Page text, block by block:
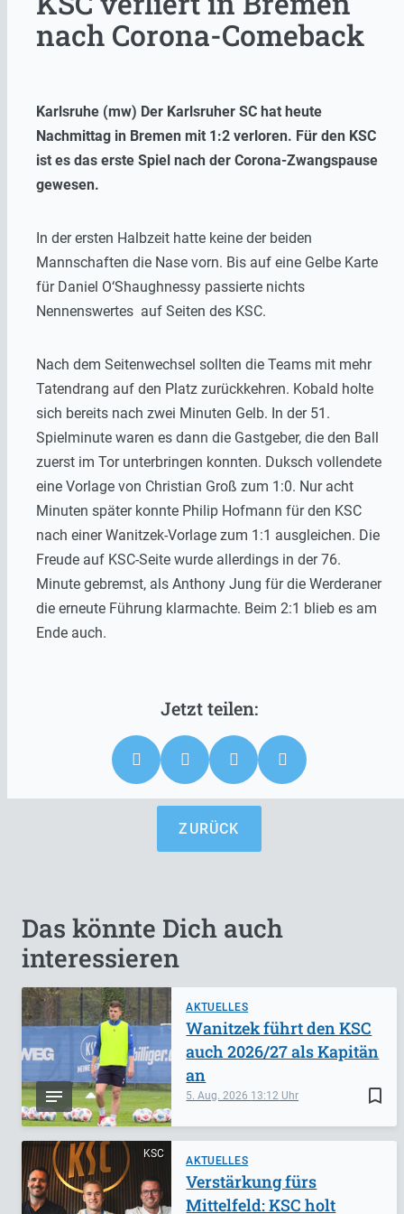
nach Corona-Comeback
Karlsruhe (mw) Der Karlsruher SC hat heute
Nachmittag in Bremen mit 1:2 verloren. Für den KSC
ist es das erste Spiel nach der Corona-Zwangspause
gewesen.
In der ersten Halbzeit hatte keine der beiden
Mannschaften die Nase vorn. Bis auf eine Gelbe Karte
für Daniel O‘Shaughnessy passierte nichts
Nennenswertes auf Seiten des KSC.
Nach dem Seitenwechsel sollten die Teams mit mehr
Tatendrang auf den Platz zurückkehren. Kobald holte
sich bereits nach zwei Minuten Gelb. In der 51.
Spielminute waren es dann die Gastgeber, die den Ball
zuerst im Tor unterbringen konnten. Duksch vollendete
eine Vorlage von Christian Groß zum 1:0. Nur acht
Minuten später konnte Philip Hofmann für den KSC
nach einer Wanitzek-Vorlage zum 1:1 ausgleichen. Die
Freude auf KSC-Seite wurde allerdings in der 76.
Minute gebremst, als Anthony Jung für die Werderaner
die erneute Führung klarmachte. Beim 2:1 blieb es am
Ende auch.
ZURÜCK
Das könnte Dich auch
interessieren
AKTUELLES
bookmark_border
5. Aug. 2026 13:12
Wanitzek führt den KSC
auch 2026/27 als Kapitän
an
KSC
AKTUELLES
Verstärkung fürs
Mittelfeld: KSC holt